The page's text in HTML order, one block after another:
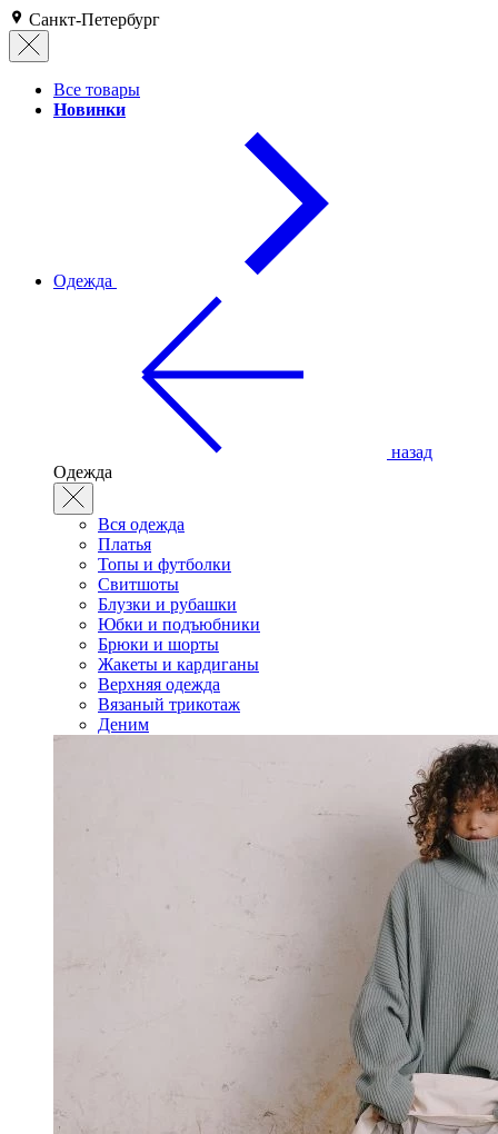
Санкт-Петербург
Все товары
Новинки
Одежда
назад
Одежда
Вся одежда
Платья
Топы и футболки
Свитшоты
Блузки и рубашки
Юбки и подъюбники
Брюки и шорты
Жакеты и кардиганы
Верхняя одежда
Вязаный трикотаж
Деним